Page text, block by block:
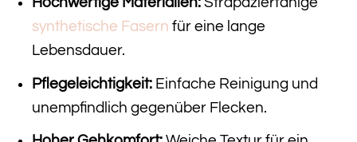
synthetische Fasern für eine lange
Lebensdauer.
Pflegeleichtigkeit:Einfache Reinigung und
unempfindlich gegenüber Flecken.